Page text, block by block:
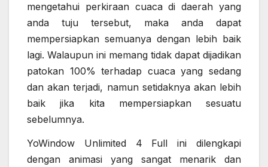
mengetahui perkiraan cuaca di daerah yang
anda tuju tersebut, maka anda dapat
mempersiapkan semuanya dengan lebih baik
lagi. Walaupun ini memang tidak dapat dijadikan
patokan 100% terhadap cuaca yang sedang
dan akan terjadi, namun setidaknya akan lebih
baik jika kita mempersiapkan sesuatu
sebelumnya.
YoWindow Unlimited 4 Full ini dilengkapi
dengan animasi yang sangat menarik dan